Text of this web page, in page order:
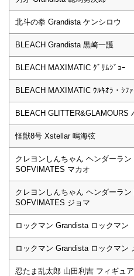
北斗の拳 Grandista ケンシロウ
BLEACH Grandista 黒崎一護
BLEACH MAXIMATIC ｸﾞﾘﾑｼﾞｮｰ
BLEACH MAXIMATIC ｳﾙｷｵﾗ・ｼﾌ
BLEACH GLITTER&GLAMOURS
怪獣8号 Xstellar 鳴海弦
クレヨンしんちゃん ヘンダーラ
SOFVIMATES マカオ
クレヨンしんちゃん ヘンダーラ
SOFVIMATES ジョマ
ロックマン Grandista ロックマン
ロックマン Grandista ロックマン
忍たま乱太郎 山田利吉 フィギュア